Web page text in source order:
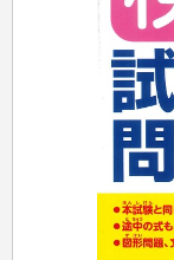
行政書士・
衛生管理・
建築・土木
電気・危険物
調理師
スキル・キ
危険物取扱者
消防設備士
登録販売者